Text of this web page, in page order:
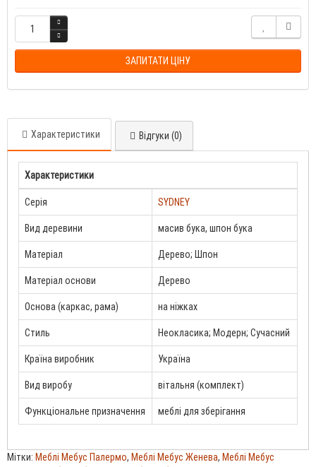
ЗАПИТАТИ ЦІНУ
Характеристики Відгуки (0)
Характеристики
Серія SYDNEY
Вид деревини масив бука, шпон бука
Матеріал Дерево; Шпон
Матеріал основи Дерево
Основа (каркас, рама) на ніжках
Стиль Неокласика; Модерн; Сучасний
Країна виробник Україна
Вид виробу вітальня (комплект)
Функціональне призначення меблі для зберігання
Мітки: Меблі Мебус Палермо, Меблі Мебус Женева, Меблі Мебус